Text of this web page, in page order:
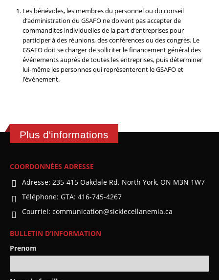
Les bénévoles, les membres du personnel ou du conseil
d’administration du GSAFO ne doivent pas accepter de
commandites individuelles de la part d’entreprises pour
participer à des réunions, des conférences ou des congrès. Le
GSAFO doit se charger de solliciter le financement général des
événements auprès de toutes les entreprises, puis déterminer
lui-même les personnes qui représenteront le GSAFO et
l’événement.
Plus d'informations
COORDONNÉES ADRESSE
Adresse: 235-415 Oakdale Rd. North York, ON M3N 1W7
Téléphone: GTA: 416-745-4267
Courriel: communication@sicklecellanemia.ca
BULLETIN D’INFORMATION
Prenom